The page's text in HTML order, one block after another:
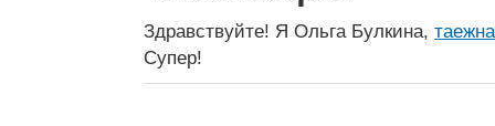
Здравствуйте! Я Ольга Булкина,
Супер!